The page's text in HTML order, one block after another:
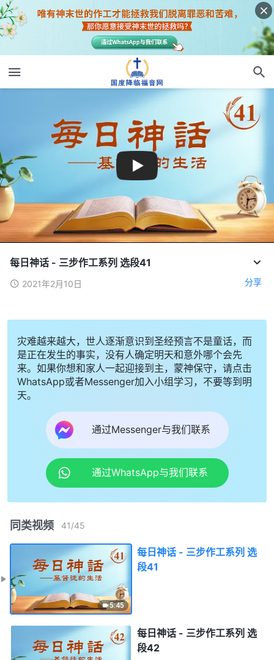
每日神话 - 三步作工系列 选段41
2021年2月10日 分享
灾难越来越大，世人逐渐意识到圣经预言不是童话，而
是正在发生的事实，没有人确定明天和意外哪个会先
来。如果你想和家人一起迎接到主，蒙神保守，请点击
WhatsApp或者Messenger加入小组学习，不要等到明
天。
通过Messenger与我们联系
通过WhatsApp与我们联系
同类视频 41/45
5:45
每日神话 - 三步作工系列 选
段41
每日神话 - 三步作工系列 选
段42